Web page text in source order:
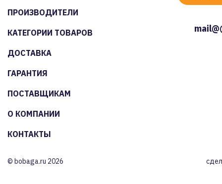
ПРОИЗВОДИТЕЛИ
КАТЕГОРИИ ТОВАРОВ
ДОСТАВКА
ГАРАНТИЯ
ПОСТАВЩИКАМ
О КОМПАНИИ
КОНТАКТЫ
© bobaga.ru 2026